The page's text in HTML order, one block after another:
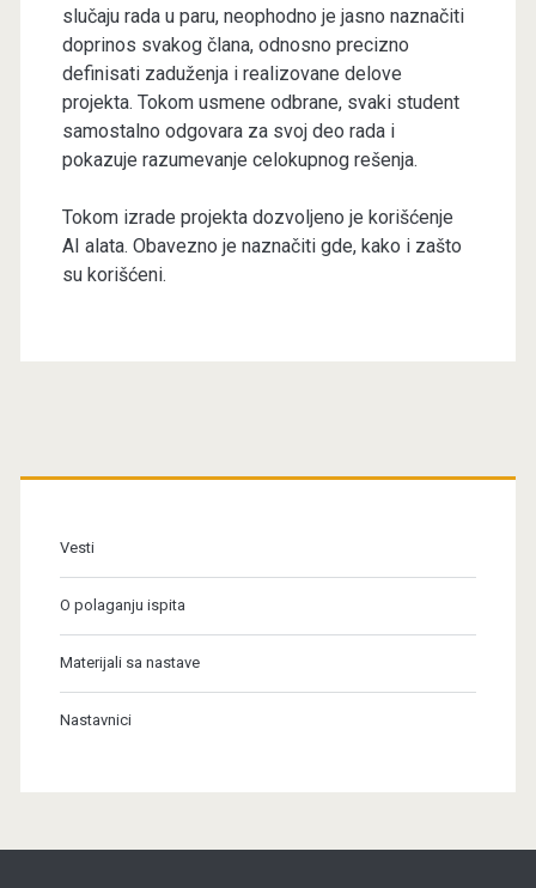
slučaju rada u paru, neophodno je jasno naznačiti
doprinos svakog člana, odnosno precizno
definisati zaduženja i realizovane delove
projekta. Tokom usmene odbrane, svaki student
samostalno odgovara za svoj deo rada i
pokazuje razumevanje celokupnog rešenja.
Tokom izrade projekta dozvoljeno je korišćenje
AI alata. Obavezno je naznačiti gde, kako i zašto
su korišćeni.
Primary
Vesti
O polaganju ispita
Materijali sa nastave
Nastavnici